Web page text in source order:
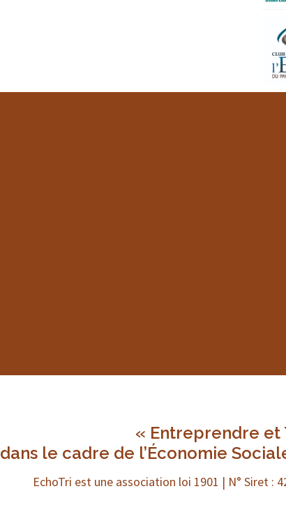
« Entreprendre
dans le cadre de l’Économie
EchoTri est une association loi 1901 | N° Siret :